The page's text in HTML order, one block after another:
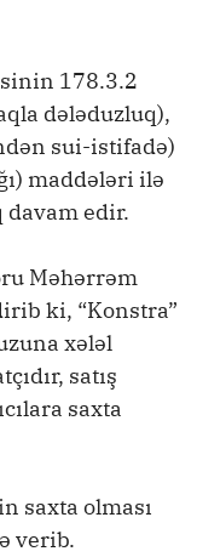
178.3.2
dələduzluq),
sui-istifadə)
maddələri ilə
davam edir.
Məhərrəm
ki, “Konstra”
xələl
satış
saxta
saxta olması
verib.